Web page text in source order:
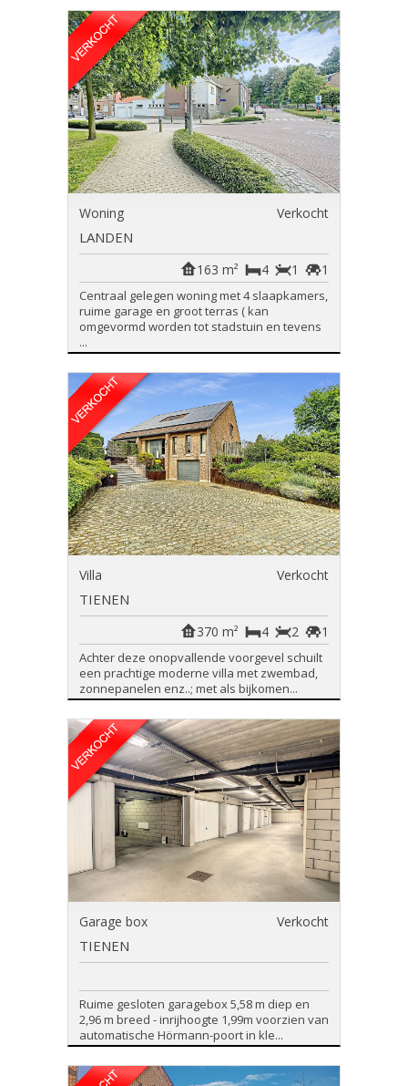
Woning Verkocht
LANDEN
1
1
4
163 m²
Centraal gelegen woning met 4 slaapkamers,
ruime garage en groot terras ( kan
omgevormd worden tot stadstuin en tevens
...
Villa Verkocht
TIENEN
1
2
4
370 m²
Achter deze onopvallende voorgevel schuilt
een prachtige moderne villa met zwembad,
zonnepanelen enz..; met als bijkomen...
Garage box Verkocht
TIENEN
Ruime gesloten garagebox 5,58 m diep en
2,96 m breed - inrijhoogte 1,99m voorzien van
automatische Hörmann-poort in kle...